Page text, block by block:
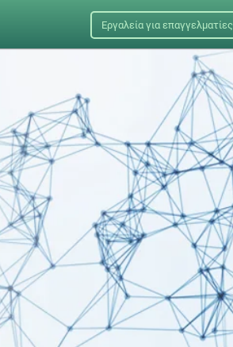
Εργαλεία για επαγγελματίες